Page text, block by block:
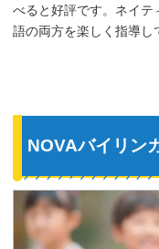
べると好評です。ネイ
語の両方を楽しく指導し
NOVAバイリン